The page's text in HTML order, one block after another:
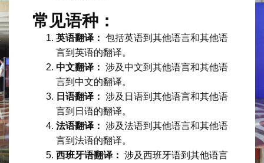
常见语种：
英语翻译： 包括英语到其他语言和其他语
言到英语的翻译。
中文翻译： 涉及中文到其他语言和其他语
言到中文的翻译。
日语翻译： 涉及日语到其他语言和其他语
言到日语的翻译。
法语翻译： 涉及法语到其他语言和其他语
言到法语的翻译。
西班牙语翻译： 涉及西班牙语到其他语言